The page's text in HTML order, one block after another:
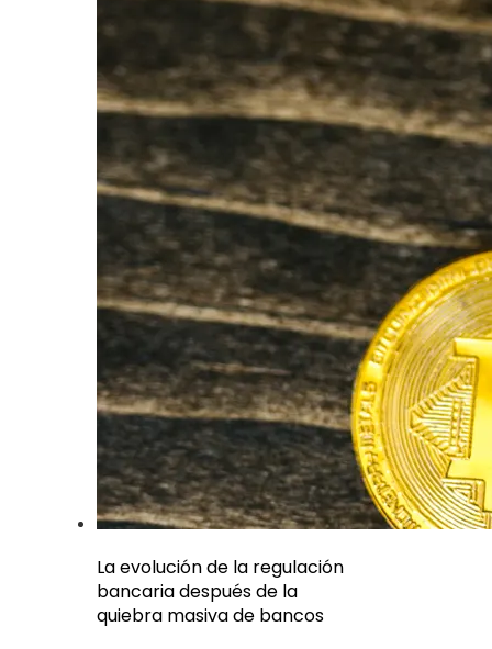
La evolución de la regulación
bancaria después de la
quiebra masiva de bancos